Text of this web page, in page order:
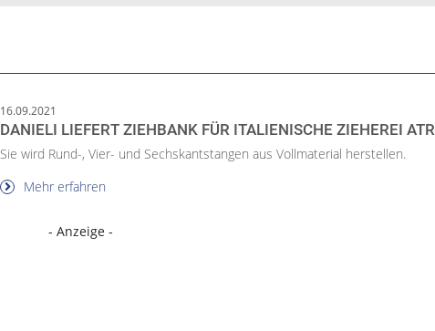
16.09.2021
DANIELI LIEFERT ZIEHBANK FÜR ITALIENISCHE ZIEHEREI ATR
Sie wird Rund-, Vier- und Sechskantstangen aus Vollmaterial herstellen.
Mehr erfahren
- Anzeige -